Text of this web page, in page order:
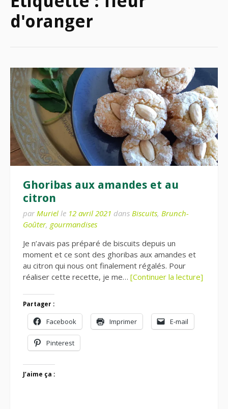
d'oranger
Ghoribas aux amandes et au
citron
par Muriel le 12 avril 2021 dans Biscuits, Brunch-
Goûter, gourmandises
Je n’avais pas préparé de biscuits depuis un
moment et ce sont des ghoribas aux amandes et
au citron qui nous ont finalement régalés. Pour
réaliser cette recette, je me… [Continuer la lecture]
Partager :
Facebook Imprimer E-mail
Pinterest
J’aime ça :